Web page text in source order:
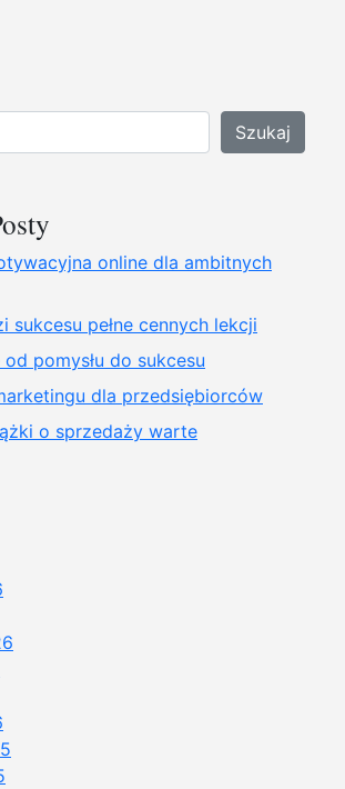
Szukaj
online dla ambitnych
sukcesu pełne cennych lekcji
pomysłu do sukcesu
dla przedsiębiorców
o sprzedaży warte